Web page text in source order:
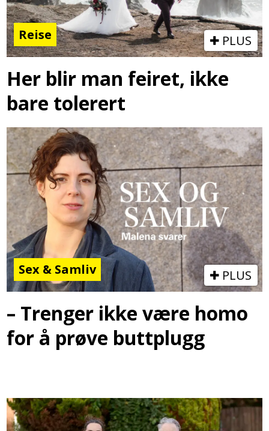
Reise PLUS
Her blir man feiret, ikke
bare tolerert
Sex & Samliv PLUS
– Trenger ikke være homo
for å prøve buttplugg